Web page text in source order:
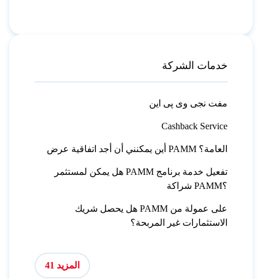
خدمات الشركة
مفت نجی وی پی این
Cashback Service
أين يمكنني أن أجد اتفاقية عرض PAMM العامة؟
هل يمكن لمستثمر PAMM تفعيل خدمة برنامج
شراكة PAMM؟
هل يحصل شريك PAMM على عمولة من
الاستثمارات غير المربحة؟
المزيد 41